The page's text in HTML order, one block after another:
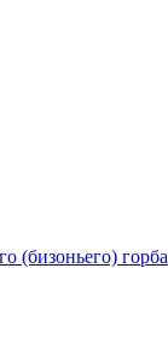
(бизоньего) горба